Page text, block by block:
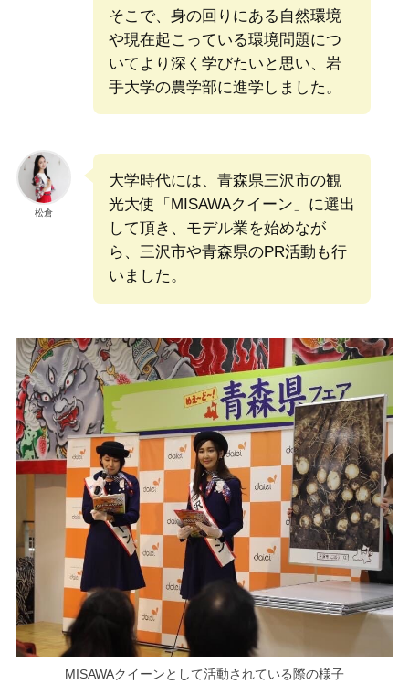
そこで、身の回りにある自然環境
や現在起こっている環境問題につ
いてより深く学びたいと思い、岩
手大学の農学部に進学しました。
松倉
大学時代には、青森県三沢市の観
光大使「MISAWAクイーン」に選出
して頂き、モデル業を始めなが
ら、三沢市や青森県のPR活動も行
いました。
MISAWAクイーンとして活動されている際の様子